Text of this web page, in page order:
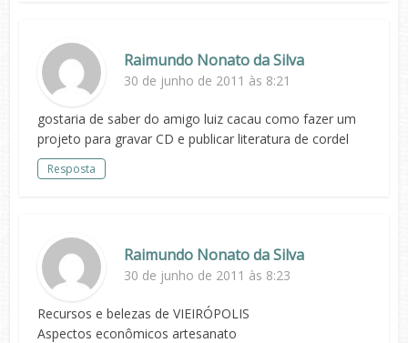
Raimundo Nonato da Silva
30 de junho de 2011 às 8:21
gostaria de saber do amigo luiz cacau como fazer um
projeto para gravar CD e publicar literatura de cordel
Resposta
Raimundo Nonato da Silva
30 de junho de 2011 às 8:23
Recursos e belezas de VIEIRÓPOLIS
Aspectos econômicos artesanato